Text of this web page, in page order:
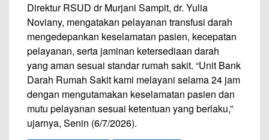
Direktur RSUD dr Murjani Sampit, dr. Yulia
Noviany, mengatakan pelayanan transfusi darah
mengedepankan keselamatan pasien, kecepatan
pelayanan, serta jaminan ketersediaan darah
yang aman sesuai standar rumah sakit. “Unit Bank
Darah Rumah Sakit kami melayani selama 24 jam
dengan mengutamakan keselamatan pasien dan
mutu pelayanan sesuai ketentuan yang berlaku,”
ujarnya, Senin (6/7/2026).